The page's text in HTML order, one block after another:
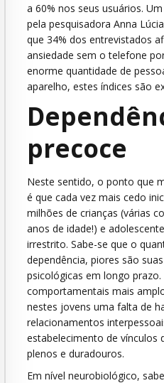
a 60% nos seus usuários.
pela pesquisadora Anna
que 34% dos entrevistados
ansiedade sem o telefone
enorme quantidade de
aparelho, estes índices são
precoce
Neste sentido, o ponto que
é que cada vez mais cedo
milhões de crianças (várias
anos de idade!) e
irrestrito. Sabe-se que o
dependência, piores são
psicológicas em longo
comportamentais mais
nestes jovens uma falta de
relacionamentos
estabelecimento de vínculos
plenos e duradouros.
Em nível neurobiológico,